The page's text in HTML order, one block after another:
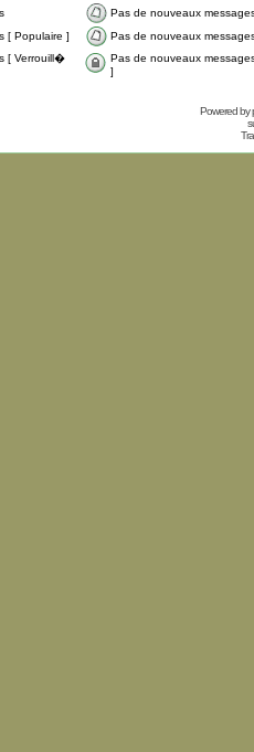
Pas de nouveaux
[ Populaire ]
Pas de nouveaux
[ Verrouill�
Pas de nouveaux
]
Powered by